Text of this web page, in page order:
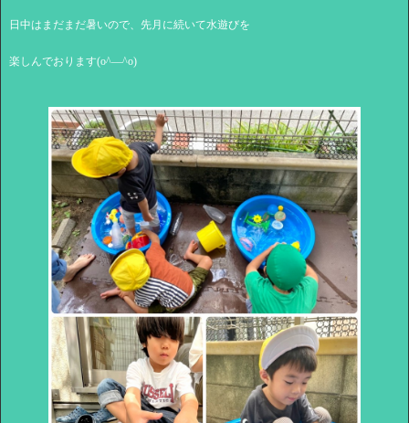
日中はまだまだ暑いので、先月に続いて水遊びを
楽しんでおります(o^―^o)